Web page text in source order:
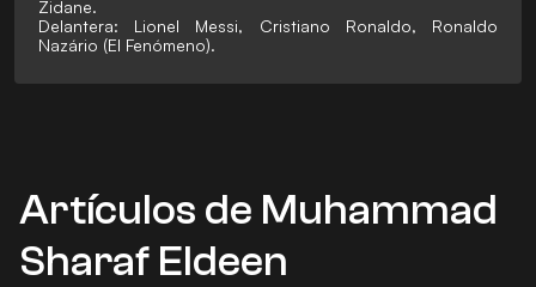
Zidane.
Delantera: Lionel Messi, Cristiano Ronaldo, Ronaldo
Nazário (El Fenómeno).
Artículos de Muhammad
Sharaf Eldeen